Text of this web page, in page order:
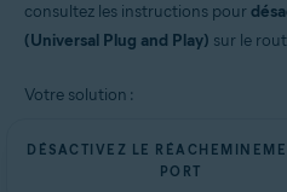
consultez les instructions pour
(Universal Plug and Play) sur le
Votre solution :
DÉSACTIVEZ LE
PORT